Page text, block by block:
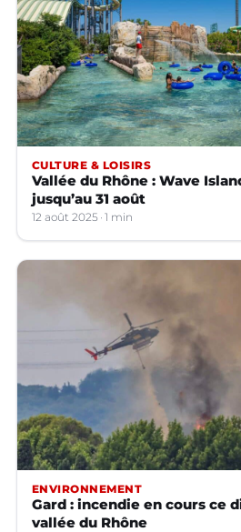
CULTURE & LOISIRS
Vallée du Rhône : Wave
jusqu’au 31 août
12 août 2025 1 min
ENVIRONNEMENT
Gard : incendie en cours ce
vallée du Rhône